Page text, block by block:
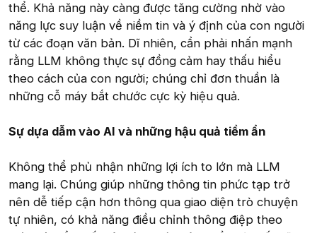
thể. Khả năng này càng được tăng cường nhờ vào
năng lực suy luận về niềm tin và ý định của con người
từ các đoạn văn bản. Dĩ nhiên, cần phải nhấn mạnh
rằng LLM không thực sự đồng cảm hay thấu hiểu
theo cách của con người; chúng chỉ đơn thuần là
những cỗ máy bắt chước cực kỳ hiệu quả.
Sự dựa dẫm vào AI và những hậu quả tiềm ẩn
Không thể phủ nhận những lợi ích to lớn mà LLM
mang lại. Chúng giúp những thông tin phức tạp trở
nên dễ tiếp cận hơn thông qua giao diện trò chuyện
tự nhiên, có khả năng điều chỉnh thông điệp theo